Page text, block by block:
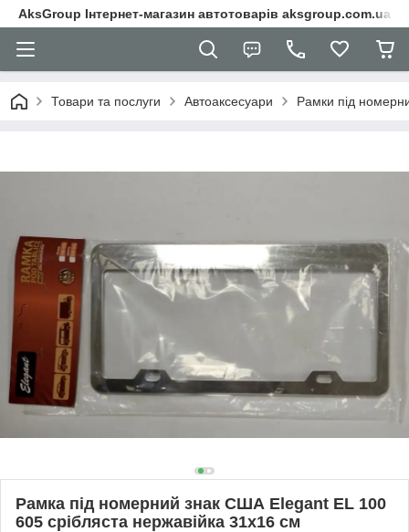
AksGroup Інтернет-магазин автотоварів aksgroup.com.ua
Товари та послуги Автоаксесуари Рамки під
Рамка під номерний знак США Elegant EL 100
605 срібляста нержавійка 31х16 см